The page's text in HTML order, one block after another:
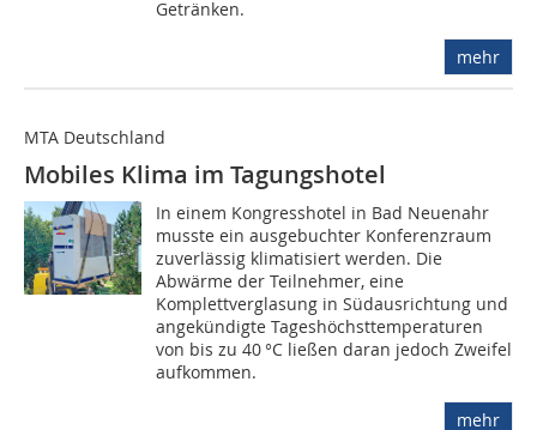
Getränken.
mehr
MTA Deutschland
Mobiles Klima im Tagungshotel
In einem Kongresshotel in Bad Neuenahr
musste ein ausgebuchter Konferenzraum
zuverlässig klimatisiert werden. Die
Abwärme der Teilnehmer, eine
Komplettverglasung in Südausrichtung und
angekündigte Tageshöchsttemperaturen
von bis zu 40 °C ließen daran jedoch Zweifel
aufkommen.
mehr